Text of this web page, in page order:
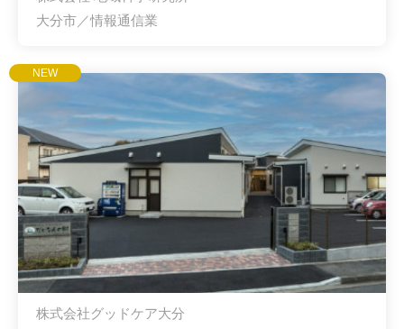
大分市／情報通信業
NEW
株式会社グッドケア大分